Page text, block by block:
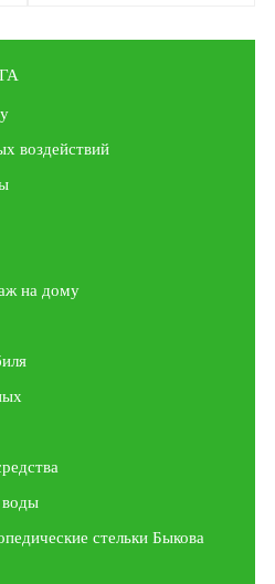
воздействий
на дому
воды
стельки Быкова